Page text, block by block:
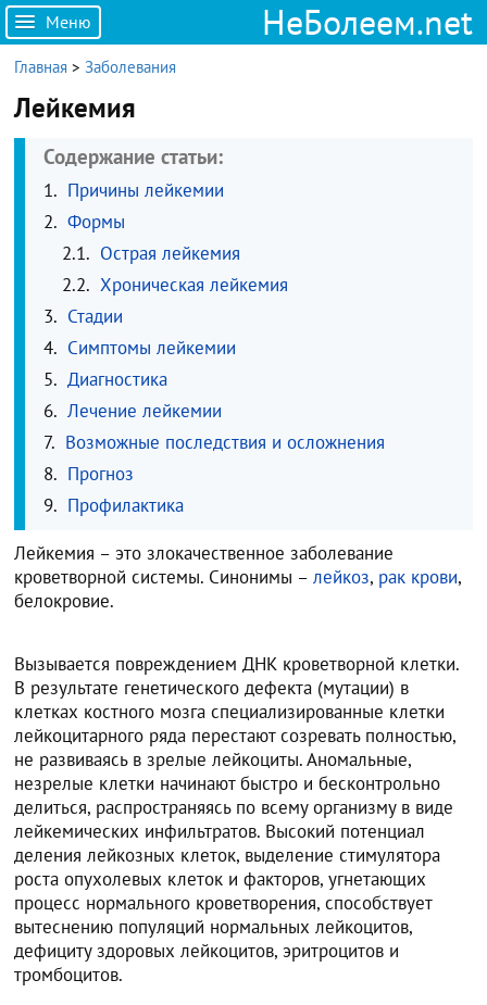
Меню НеБолеем.net
Главная >Заболевания
Лейкемия
Содержание статьи:
Причины лейкемии
Формы
Острая лейкемия
Хроническая лейкемия
Стадии
Симптомы лейкемии
Диагностика
Лечение лейкемии
Возможные последствия и осложнения
Прогноз
Профилактика
Лейкемия – это злокачественное заболевание
кроветворной системы. Синонимы –лейкоз, рак крови,
белокровие.
Вызывается повреждением ДНК кроветворной клетки.
В результате генетического дефекта (мутации) в
клетках костного мозга специализированные клетки
лейкоцитарного ряда перестают созревать полностью,
не развиваясь в зрелые лейкоциты. Аномальные,
незрелые клетки начинают быстро и бесконтрольно
делиться, распространяясь по всему организму в виде
лейкемических инфильтратов. Высокий потенциал
деления лейкозных клеток, выделение стимулятора
роста опухолевых клеток и факторов, угнетающих
процесс нормального кроветворения, способствует
вытеснению популяций нормальных лейкоцитов,
дефициту здоровых лейкоцитов, эритроцит‎ов и
тромбоцит‎ов.